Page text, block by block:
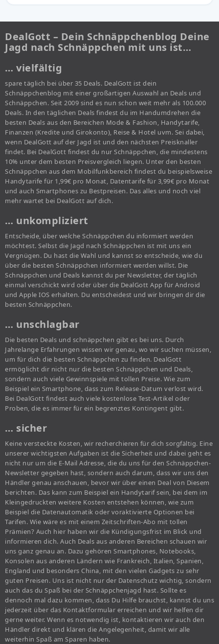
DealGott – Dein Schnäppchenblog Deine
Jagd nach Schnäppchen mit uns ist…
… vielfältig
spare täglich bei über 35 Deals. DealGott ist dein
Schnäppchenblog mit einer großartigen Auswahl an Deals und
Schnäppchen. Seit 2009 sind es nun schon weit mehr als 100.000
Deals. In den täglichen Deals findest du im Handumdrehen die
besten Deals aus den Bereichen Mode & Fashion, Handytarife,
Finanzen (Kredite und Girokonto), Reise & Hotel uvm. Sei dabei,
wenn DealGott auf der Jagd ist und den nächsten Preisknaller
findet. Bei DealGott findest du nur Schnäppchen, die mindestens
10% unter dem besten Preisvergleich liegen. Unter den besten
Schnäppchen aus dem Mobilfunkbereich findest du beispielsweise
Handytarife für 1,99€ pro Monat, Datentarife für 3,99€ pro Monat
und auch Smartphones zu Bestpreisen. Das alles und noch viel
mehr wartet bei DealGott auf dich.
… unkompliziert
Entscheide, über welche Schnäppchen du informiert werden
möchtest. Selbst die Jagd nach Schnäppchen ist mit uns ein
Vergnügen. Du hast die Wahl und kannst so entscheide, wie du
über die besten Schnäppchen informiert werden willst. Die
Schnäppchen und Deals kannst du per Newsletter, der täglich
einmal verschickt wird oder über die DealGott App für Android
und Apple IOS erhalten. Du entscheidest und wir bringen dir die
besten Schnäppchen.
… unschlagbar
Die besten Deals und schnäppchen gibt es bei uns. Durch
Jahrelange Erfahrungen wissen wir genau, wo wir suchen müssen,
um für dich die besten Schnäppchen zu finden. DealGott
ermöglicht dir nicht nur die besten Schnäppchen und Deals,
sondern auch viele Gewinnspiele mit tollen Preise. Wie zum
Beispiel ein Smartphone, dass zum Release-Datum verlost wird.
Bei DealGott findest auch viele kostenlose Test-Artikel oder
Proben, die es immer für ein begrenztes Kontingent gibt.
… sicher
Keine versteckte Kosten, wir recherchieren für dich sorgfältig. Eine
unserer wichtigsten Aufgaben ist die Sicherheit und dabei geht es
nicht nur um die E-Mail Adresse, die du uns für den Schnäppchen-
Newsletter gegeben hast, sondern auch darum, dass wir uns den
Händler genau anschauen, bevor wir über einen Deal von Diesem
berichten. Das kann zum Beispiel ein Handytarif sein, bei dem im
Kleingedruckten weitere Kosten entstehen können, wie zum
Beispiel die Datenautomatik oder voraktivierte Optionen bei
Tarifen. Wie wäre es mit einem Zeitschriften-Abo mit tollen
Prämien? Auch hier haben wir die Kündigungsfrist im Blick und
informieren dich. Auch Deals aus anderen Bereichen schauen wir
uns ganz genau an. Dazu gehören Smartphones, Notebooks,
Konsolen aus anderen Ländern wie Frankreich, Italien, Spanien,
England und besonders China, mit den vielen Gadgets zu sehr
guten Preisen. Uns ist nicht nur der Datenschutz wichtig, sondern
auch das du Spaß bei der Schnäppchenjagd hast. Sollte es
dennoch mal dazu kommen, dass Du Hilfe brauchst, kannst du uns
jederzeit über das Kontaktformular erreichen und wir helfen dir
gerne weiter. Wenn es notwendig ist, kontaktieren wir auch den
Händler direkt und klären die Angelegenheit, damit wir alle
weiterhin Spaß am Sparen haben.